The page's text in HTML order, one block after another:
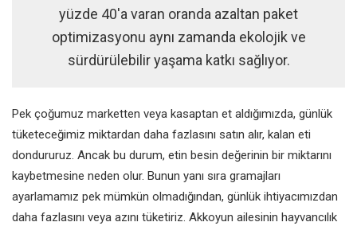
yüzde 40'a varan oranda azaltan paket
optimizasyonu aynı zamanda ekolojik ve
sürdürülebilir yaşama katkı sağlıyor.
Pek çoğumuz marketten veya kasaptan et aldığımızda, günlük
tüketeceğimiz miktardan daha fazlasını satın alır, kalan eti
dondururuz. Ancak bu durum, etin besin değerinin bir miktarını
kaybetmesine neden olur. Bunun yanı sıra gramajları
ayarlamamız pek mümkün olmadığından, günlük ihtiyacımızdan
daha fazlasını veya azını tüketiriz. Akkoyun ailesinin hayvancılık